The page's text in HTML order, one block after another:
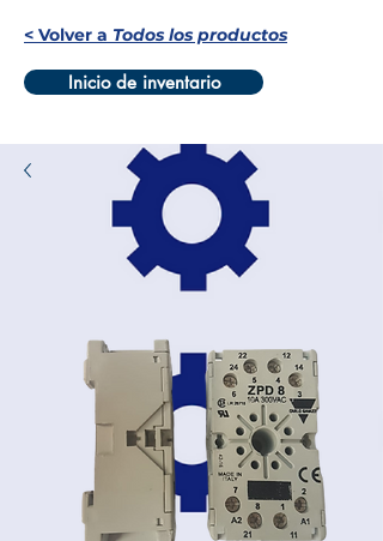
< Volver a Todos los productos
Inicio de inventario